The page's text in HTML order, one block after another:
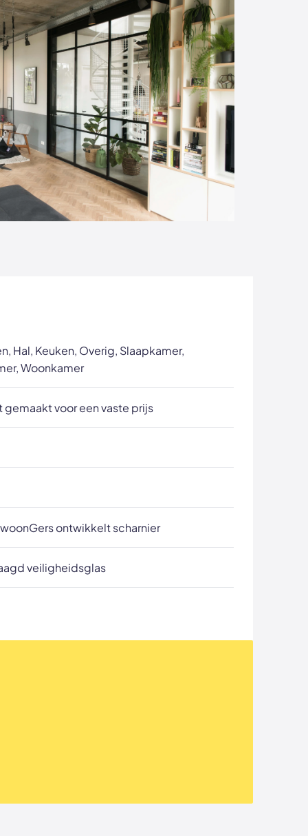
Hal, Keuken, Overig, Slaapkamer,
Woonkamer
gemaakt voor een vaste prijs
ontwikkelt scharnier
veiligheidsglas